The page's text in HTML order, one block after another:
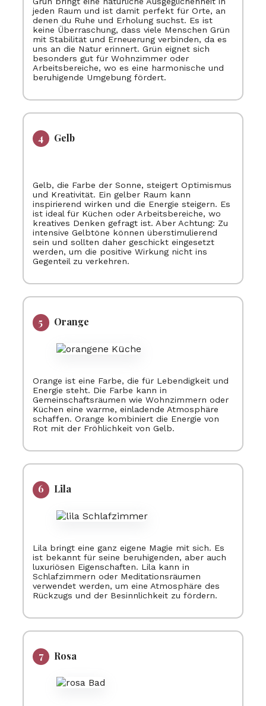
jeden Raum und ist damit perfekt für Orte, an
denen du Ruhe und Erholung suchst. Es ist
keine Überraschung, dass viele Menschen Grün
mit Stabilität und Erneuerung verbinden, da es
uns an die Natur erinnert. Grün eignet sich
besonders gut für Wohnzimmer oder
Arbeitsbereiche, wo es eine harmonische und
beruhigende Umgebung fördert.
Gelb
Gelb, die Farbe der Sonne, steigert Optimismus
und Kreativität. Ein gelber Raum kann
inspirierend wirken und die Energie steigern. Es
ist ideal für Küchen oder Arbeitsbereiche, wo
kreatives Denken gefragt ist. Aber Achtung: Zu
intensive Gelbtöne können überstimulierend
sein und sollten daher geschickt eingesetzt
werden, um die positive Wirkung nicht ins
Gegenteil zu verkehren.
Orange
Orange ist eine Farbe, die für Lebendigkeit und
Energie steht. Die Farbe kann in
Gemeinschaftsräumen wie Wohnzimmern oder
Küchen eine warme, einladende Atmosphäre
schaffen. Orange kombiniert die Energie von
Rot mit der Fröhlichkeit von Gelb.
Lila
Lila bringt eine ganz eigene Magie mit sich. Es
ist bekannt für seine beruhigenden, aber auch
luxuriösen Eigenschaften. Lila kann in
Schlafzimmern oder Meditationsräumen
verwendet werden, um eine Atmosphäre des
Rückzugs und der Besinnlichkeit zu fördern.
Rosa